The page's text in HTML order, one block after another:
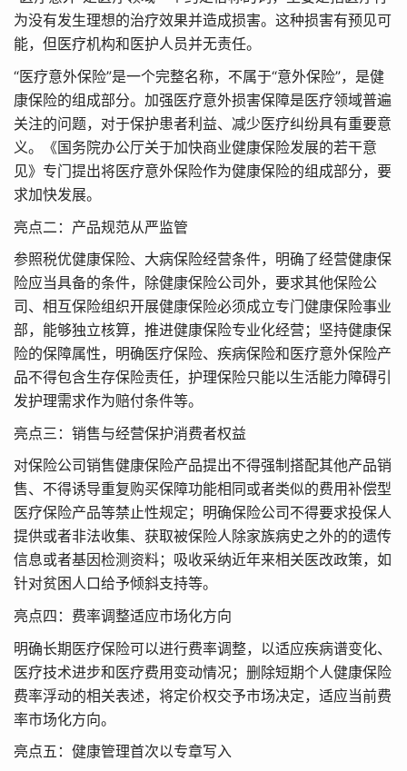
为没有发生理想的治疗效果并造成损害。这种损害有预见可
能，但医疗机构和医护人员并无责任。
“医疗意外保险”是一个完整名称，不属于“意外保险”，是健
康保险的组成部分。加强医疗意外损害保障是医疗领域普遍
关注的问题，对于保护患者利益、减少医疗纠纷具有重要意
义。《国务院办公厅关于加快商业健康保险发展的若干意
见》专门提出将医疗意外保险作为健康保险的组成部分，要
求加快发展。
亮点二：产品规范从严监管
参照税优健康保险、大病保险经营条件，明确了经营健康保
险应当具备的条件，除健康保险公司外，要求其他保险公
司、相互保险组织开展健康保险必须成立专门健康保险事业
部，能够独立核算，推进健康保险专业化经营；坚持健康保
险的保障属性，明确医疗保险、疾病保险和医疗意外保险产
品不得包含生存保险责任，护理保险只能以生活能力障碍引
发护理需求作为赔付条件等。
亮点三：销售与经营保护消费者权益
对保险公司销售健康保险产品提出不得强制搭配其他产品销
售、不得诱导重复购买保障功能相同或者类似的费用补偿型
医疗保险产品等禁止性规定；明确保险公司不得要求投保人
提供或者非法收集、获取被保险人除家族病史之外的的遗传
信息或者基因检测资料；吸收采纳近年来相关医改政策，如
针对贫困人口给予倾斜支持等。
亮点四：费率调整适应市场化方向
明确长期医疗保险可以进行费率调整，以适应疾病谱变化、
医疗技术进步和医疗费用变动情况；删除短期个人健康保险
费率浮动的相关表述，将定价权交予市场决定，适应当前费
率市场化方向。
亮点五：健康管理首次以专章写入